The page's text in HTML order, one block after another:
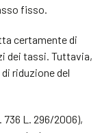
fisso.
certamente di
dei tassi. Tuttavia,
riduzione del
736 L. 296/2006),